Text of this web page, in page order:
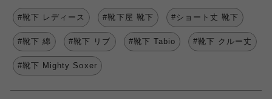
#靴下 レディース #靴下屋 靴下 #ショート丈 靴下
#靴下 綿 #靴下 リブ #靴下 Tabio #靴下 クルー丈
#靴下 Mighty Soxer